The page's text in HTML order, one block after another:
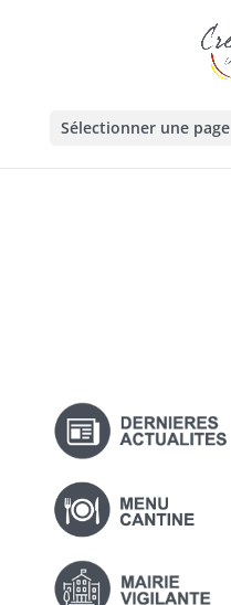
Sélectionner une page